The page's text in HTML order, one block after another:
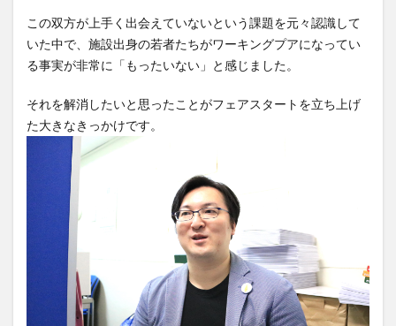
この双方が上手く出会えていないという課題を元々認識して
いた中で、施設出身の若者たちがワーキングプアになってい
る事実が非常に「もったいない」と感じました。
それを解消したいと思ったことがフェアスタートを立ち上げ
た大きなきっかけです。